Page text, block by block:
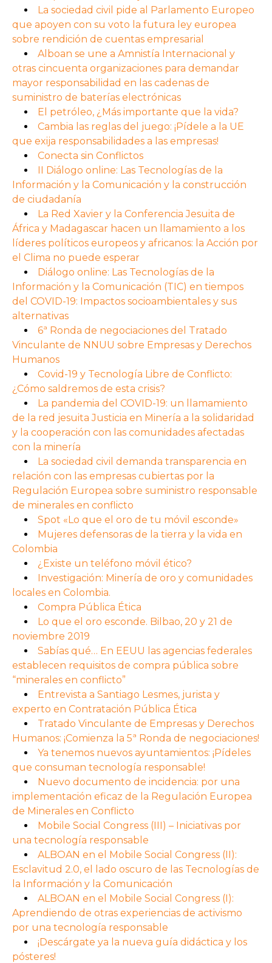
La sociedad civil pide al Parlamento Europeo
que apoyen con su voto la futura ley europea
sobre rendición de cuentas empresarial
Alboan se une a Amnistía Internacional y
otras cincuenta organizaciones para demandar
mayor responsabilidad en las cadenas de
suministro de baterías electrónicas
El petróleo, ¿Más importante que la vida?
Cambia las reglas del juego: ¡Pídele a la UE
que exija responsabilidades a las empresas!
Conecta sin Conflictos
II Diálogo online: Las Tecnologías de la
Información y la Comunicación y la construcción
de ciudadanía
La Red Xavier y la Conferencia Jesuita de
África y Madagascar hacen un llamamiento a los
líderes políticos europeos y africanos: la Acción por
el Clima no puede esperar
Diálogo online: Las Tecnologías de la
Información y la Comunicación (TIC) en tiempos
del COVID-19: Impactos socioambientales y sus
alternativas
6ª Ronda de negociaciones del Tratado
Vinculante de NNUU sobre Empresas y Derechos
Humanos
Covid-19 y Tecnología Libre de Conflicto:
¿Cómo saldremos de esta crisis?
La pandemia del COVID-19: un llamamiento
de la red jesuita Justicia en Minería a la solidaridad
y la cooperación con las comunidades afectadas
con la minería
La sociedad civil demanda transparencia en
relación con las empresas cubiertas por la
Regulación Europea sobre suministro responsable
de minerales en conflicto
Spot «Lo que el oro de tu móvil esconde»
Mujeres defensoras de la tierra y la vida en
Colombia
¿Existe un teléfono móvil ético?
Investigación: Minería de oro y comunidades
locales en Colombia.
Compra Pública Ética
Lo que el oro esconde. Bilbao, 20 y 21 de
noviembre 2019
Sabías qué… En EEUU las agencias federales
establecen requisitos de compra pública sobre
“minerales en conflicto”
Entrevista a Santiago Lesmes, jurista y
experto en Contratación Pública Ética
Tratado Vinculante de Empresas y Derechos
Humanos: ¡Comienza la 5ª Ronda de negociaciones!
Ya tenemos nuevos ayuntamientos: ¡Pídeles
que consuman tecnología responsable!
Nuevo documento de incidencia: por una
implementación eficaz de la Regulación Europea
de Minerales en Conflicto
Mobile Social Congress (III) – Iniciativas por
una tecnología responsable
ALBOAN en el Mobile Social Congress (II):
Esclavitud 2.0, el lado oscuro de las Tecnologías de
la Información y la Comunicación
ALBOAN en el Mobile Social Congress (I):
Aprendiendo de otras experiencias de activismo
por una tecnología responsable
¡Descárgate ya la nueva guía didáctica y los
pósteres!